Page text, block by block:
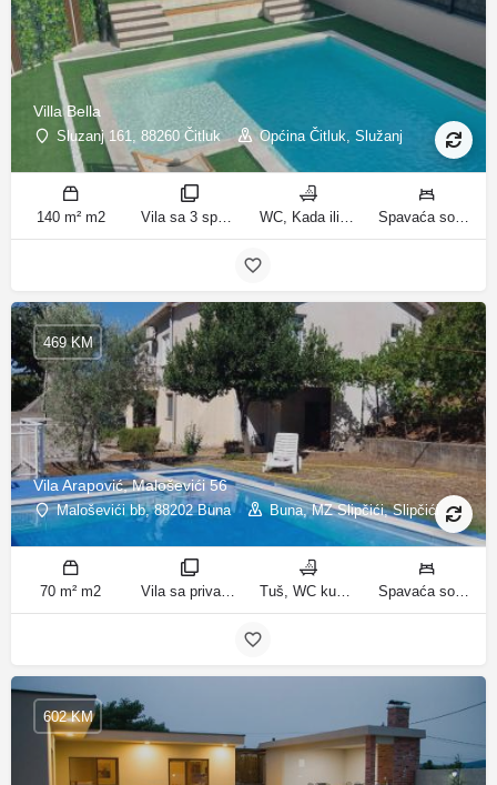
Villa Bella
Sluzanj 161, 88260 Čitluk Općina Čitluk, Služanj
140 m² m2 Vila sa 3 spavaće sobe sobe WC, Kada ili tuš kupatila Spavaća soba 1: 1 bračni krevet | Spavaća soba 2: 2 kreveta za jednu osobu | Spavaća soba 3: 2 kreveta za jednu osobu | Dnevni boravak: 1 kauč na razvlačenje ležaja
Vila Arapović, Maloševići 56
Maloševići bb, 88202 Buna Buna, MZ Slipčići, Slipčići
469 KM
70 m² m2 Vila sa privatnim bazenom sobe Tuš, WC kupatila Spavaća soba 1: 3 odvojena kreveta | Spavaća soba 2: 3 kreveta za jednu osobu | Dnevni boravak: 1 kauč na razvlačenje ležaja
602 KM